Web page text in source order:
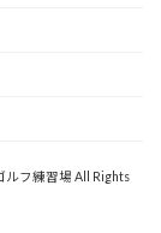
ルフ練習場 All Rights